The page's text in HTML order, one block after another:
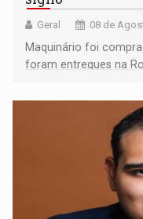
Geral 08 de
Maquinário foi
foram entregues na